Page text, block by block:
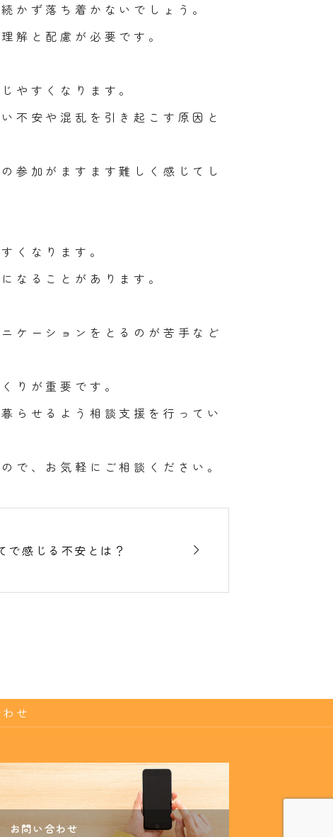
かず落ち着かないでしょう。
解と配慮が必要です。
やすくなります。
不安や混乱を引き起こす原因と
参加がますます難しく感じてし
くなります。
なることがあります。
ケーションをとるのが苦手など
りが重要です。
らせるよう相談支援を行ってい
で、お気軽にご相談ください。
で感じる不安とは？ 
せ
お問い合わせ